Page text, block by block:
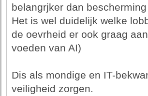
belangrjker dan
Het is wel duidelijk welke
de oevrheid er ook graag
voeden van AI)
Dis als mondige en IT-
veiligheid zorgen.